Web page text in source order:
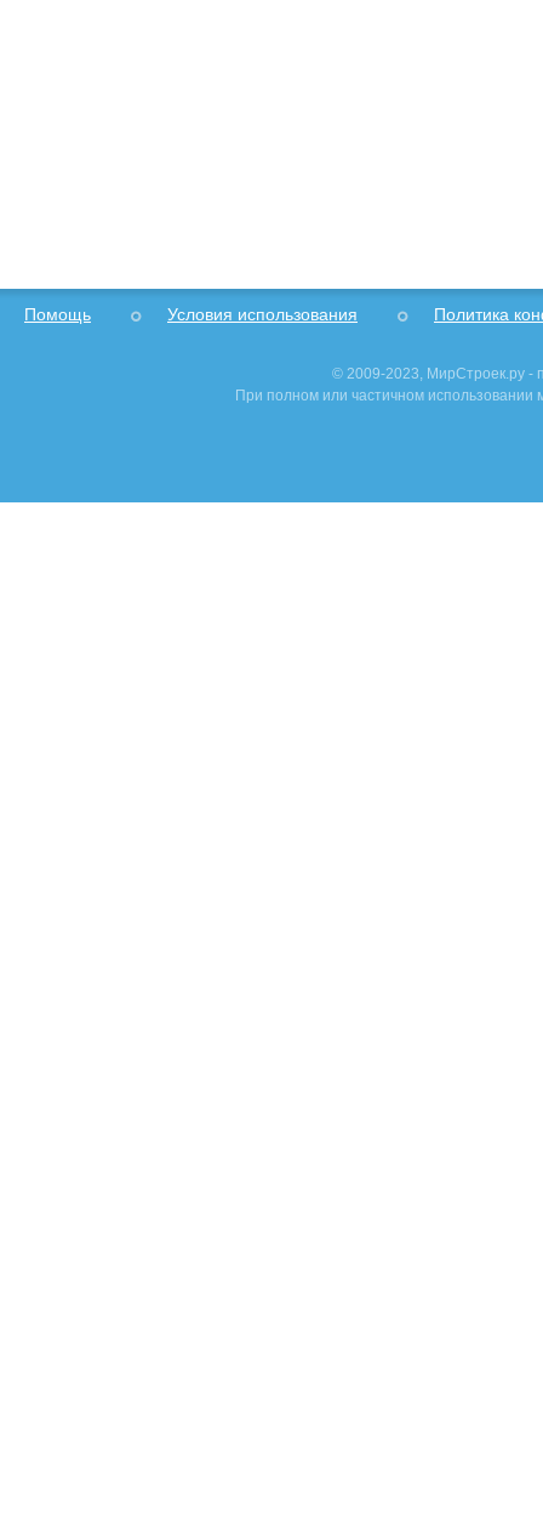
Помощь Условия использования Политика
© 2009-2023, МирСтроек.ру -
При полном или частичном использовании